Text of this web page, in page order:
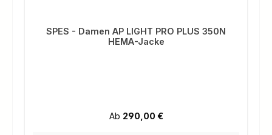
SPES - Damen AP LIGHT PRO PLUS 350N
HEMA-Jacke
Regulärer Preis:
Ab 290,00 €